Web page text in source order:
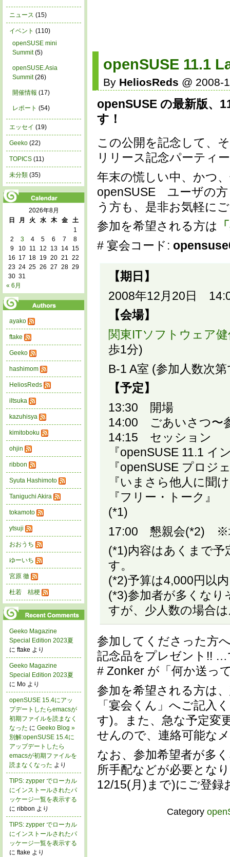
openSUSE 11.1
By HeliosReds @ 2008-
openSUSE の最新版、
す！
この公開を記念して、
リリース記念パーティ
年末の慌しい中、かつ
openSUSE ユーザの方
う方も、是非お気軽に
参加を希望される方は
# 宴会コード:
【期日】
2008年12月20日
【会場】
関東ITソフトウェア
歩1分)
B-1 A室 (参加人数次
【予定】
13:30 開場
14:00 ごあいさつ〜
14:15 セッション
『openSUSE 11.1 イ
『openSUSE プロジ
『いまさら他人に聞
『フリー・トーク』
(*1)
17:00 懇親会(*2) ※
(*1)内容はあくまで
す。
(*2)予算は4,000円以
(*3)参加者が多くなり
すが、少人数の場合
参加してくださった方
記念品をプレゼント!!
# Zonker が「何か送っ
参加を希望される方は
「宴会くん」へご記入
す)。また、急な予定変
せんので、連絡可能な
なお、参加希望者が多
所手配などが必要とな
12/15(月)まで)にご登録
Category
ニュース (15)
イベント (110)
openSUSE mini
Summit(5)
openSUSE.Asia
Summit(26)
開催情報 (17)
レポート (54)
エッセイ (19)
Geeko (22)
TOPICS (11)
未分類 (35)
2026年8月
日
月 火 水 木 金
土
1
2
3 4 5 6 7
8
9
10 11 12 13 14
15
16 17 18 19 20 21 22
23 24 25 26 27 28 29
30 31
« 6月
ayako
ftake
Geeko
hashimom
HeliosReds
iltsuka
kazuhisya
kimitoboku
ohjin
ribbon
Syuta Hashimoto
Taniguchi Akira
tokamoto
ytsuji
おおうち
ゆーいち
宮原 徹
杜若 桔梗
Geeko Magazine
Special Edition 2023夏
に ftake より
Geeko Magazine
Special Edition 2023夏
に Mo より
openSUSE 15.4にアッ
プデートしたらemacsが
初期ファイルを読まなく
なった に Geeko Blog »
別解:openSUSE 15.4に
アップデートしたら
emacsが初期ファイルを
読まなくなった より
TIPS: zypper でローカル
にインストールされたパ
ッケージ一覧を表示する
に ribbon より
TIPS: zypper でローカル
にインストールされたパ
ッケージ一覧を表示する
に ftake より